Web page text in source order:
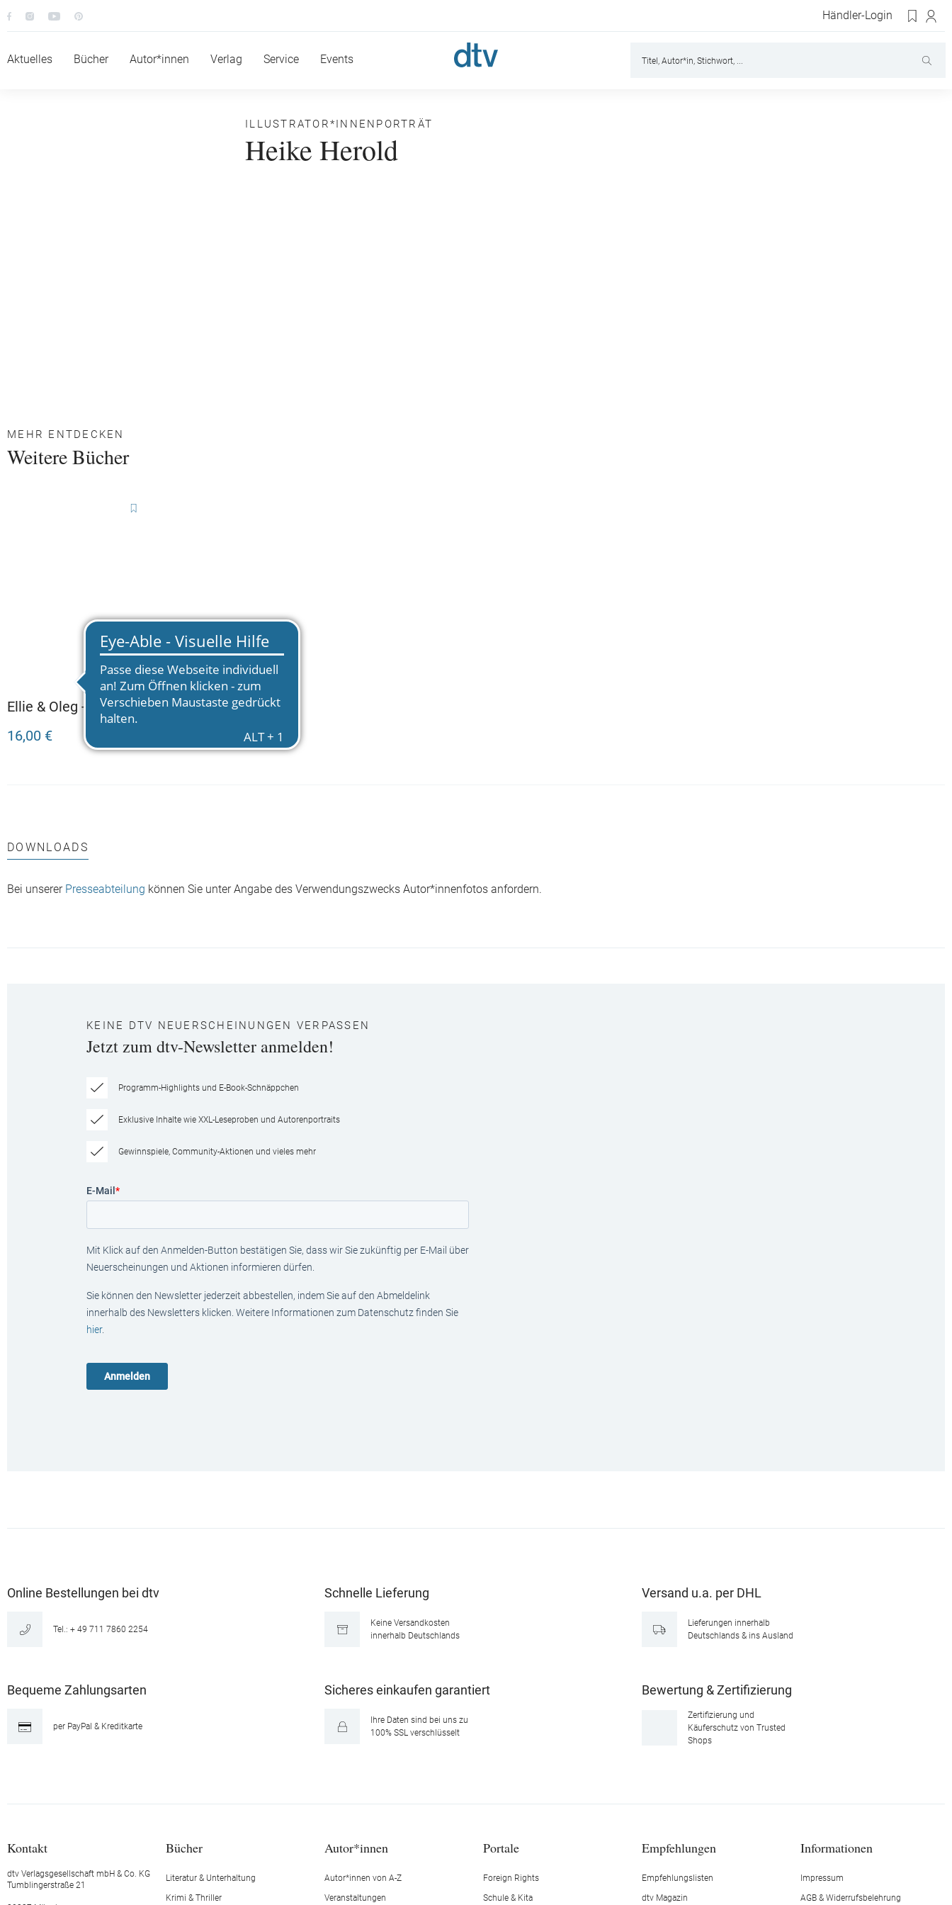
Händler-Login
Aktuelles Bücher Autor*innen Verlag Service Events
ILLUSTRATOR*INNENPORTRÄT
Heike Herold
MEHR ENTDECKEN
Weitere Bücher
Ellie & Oleg - außer uns
16,00 €
DOWNLOADS
Bei unserer Presseabteilung können Sie unter Angabe des Verwendungszwecks Autor*innenfotos anfordern.
KEINE DTV NEUERSCHEINUNGEN VERPASSEN
Jetzt zum dtv-Newsletter anmelden!
Programm-Highlights und E-Book-Schnäppchen
Exklusive Inhalte wie XXL-Leseproben und Autorenportraits
Gewinnspiele, Community-Aktionen und vieles mehr
E-Mail *
Mit Klick auf den Anmelden-Button bestätigen Sie, dass wir Sie zukünftig per E-Mail über
Neuerscheinungen und Aktionen informieren dürfen.
Sie können den Newsletter jederzeit abbestellen, indem Sie auf den Abmeldelink
innerhalb des Newsletters klicken. Weitere Informationen zum Datenschutz finden Sie
hier.
Online Bestellungen bei dtv
Tel.: + 49 711 7860 2254
Schnelle Lieferung
Keine Versandkosten
innerhalb Deutschlands
Versand u.a. per DHL
Lieferungen innerhalb
Deutschlands & ins Ausland
Bequeme Zahlungsarten
per PayPal & Kreditkarte
Sicheres einkaufen garantiert
Ihre Daten sind bei uns zu
100% SSL verschlüsselt
Bewertung & Zertifizierung
Zertifizierung und
Käuferschutz von Trusted
Shops
Kontakt
dtv Verlagsgesellschaft mbH & Co. KG
Tumblingerstraße 21
Bücher
Literatur & Unterhaltung
Krimi & Thriller
Autor*innen
Autor*innen von A-Z
Veranstaltungen
Portale
Foreign Rights
Schule & Kita
Empfehlungen
Empfehlungslisten
dtv Magazin
Informationen
Impressum
AGB & Widerrufsbelehrung